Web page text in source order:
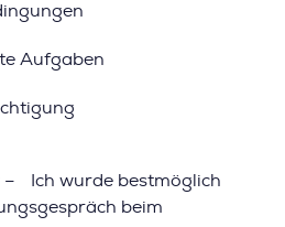
Aufgaben
– Ich wurde bestmöglich
beim